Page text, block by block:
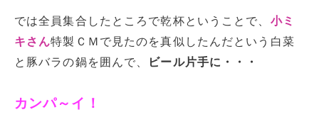
では全員集合したところで乾杯ということで、 小ミ
キさん特製ＣＭで見たのを真似したんだという白菜
と豚バラの鍋を囲んで、
ビール片手に・・・
カンパ～イ！